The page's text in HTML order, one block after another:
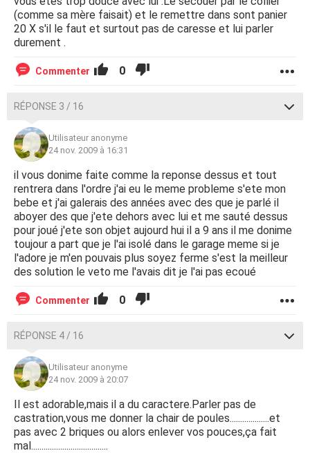
(comme sa mère faisait) et le remettre dans sont panier
20 X s'il le faut et surtout pas de caresse et lui parler
durement .
Commenter 0
RÉPONSE 3 / 16
Utilisateur anonyme
24 nov. 2009 à 16:31
il vous donime faite comme la reponse dessus et tout
rentrera dans l'ordre j'ai eu le meme probleme s'ete mon
bebe et j'ai galerais des années avec des que je parlé il
aboyer des que j'ete dehors avec lui et me sauté dessus
pour joué j'ete son objet aujourd hui il a 9 ans il me donime
toujour a part que je l'ai isolé dans le garage meme si je
l'adore je m'en pouvais plus soyez ferme s'est la meilleur
des solution le veto me l'avais dit je l'ai pas ecoué
Commenter 0
RÉPONSE 4 / 16
Utilisateur anonyme
24 nov. 2009 à 20:07
Il est adorable,mais il a du caractere.Parler pas de
castration,vous me donner la chair de poules...................et
pas avec 2 briques ou alors enlever vos pouces,ça fait
mal.....................................